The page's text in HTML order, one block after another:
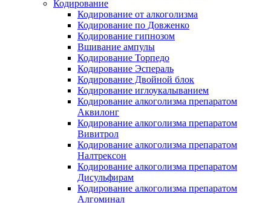
Кодирование
Кодирование от алкоголизма
Кодирование по Довженко
Кодирование гипнозом
Вшивание ампулы
Кодирование Торпедо
Кодирование Эспераль
Кодирование Двойной блок
Кодирование иглоукалыванием
Кодирование алкоголизма препаратом
Аквилонг
Кодирование алкоголизма препаратом
Вивитрол
Кодирование алкоголизма препаратом
Налтрексон
Кодирование алкоголизма препаратом
Дисульфирам
Кодирование алкоголизма препаратом
Алгоминал